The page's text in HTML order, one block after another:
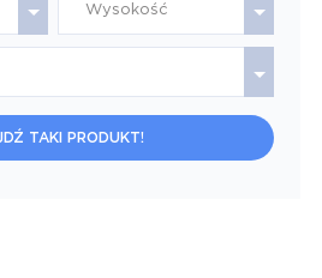
Wysokość
TAKI PRODUKT!